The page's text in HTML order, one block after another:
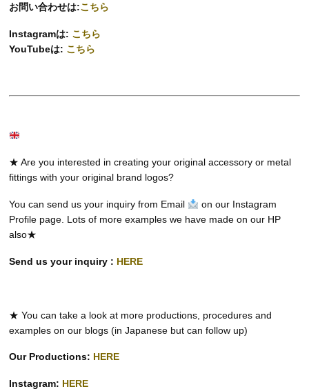
お問い合わせは:こちら
Instagramは: こちら
YouTubeは: こちら
★ Are you interested in creating your original accessory or metal
fittings with your original brand logos?
You can send us your inquiry from Email
on our Instagram
Profile page. Lots of more examples we have made on our HP
also★
Send us your inquiry : HERE
★ You can take a look at more productions, procedures and
examples on our blogs (in Japanese but can follow up)
Our Productions: HERE
Instagram: HERE